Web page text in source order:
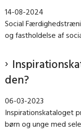
14-08-2024
Social
og fastholdelse af
den?
06-03-2023
Inspirationskataloget
børn og unge med